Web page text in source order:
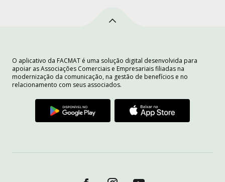
O aplicativo da FACMAT é uma solução digital desenvolvida para
apoiar as Associações Comerciais e Empresariais filiadas na
modernização da comunicação, na gestão de benefícios e no
relacionamento com seus associados.